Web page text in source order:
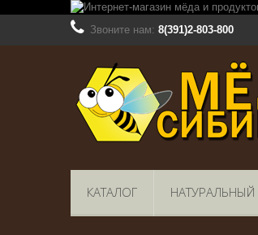
Звоните нам: 8(391)2-803-800
КАТАЛОГ